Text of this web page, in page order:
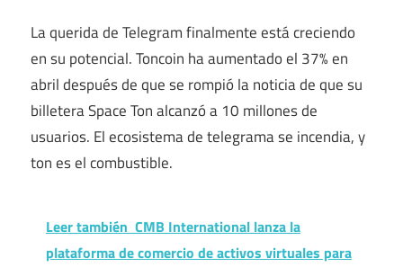
La querida de Telegram finalmente está creciendo
en su potencial. Toncoin ha aumentado el 37% en
abril después de que se rompió la noticia de que su
billetera Space Ton alcanzó a 10 millones de
usuarios. El ecosistema de telegrama se incendia, y
ton es el combustible.
Leer también CMB International lanza la
plataforma de comercio de activos virtuales para